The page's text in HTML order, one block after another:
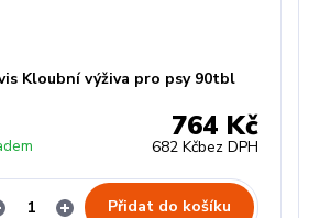
Kloubní výživa pro psy 90tbl
764 Kč
682 Kčbez DPH
Přidat do košíku